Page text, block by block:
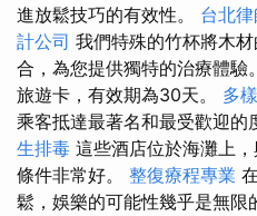
進放鬆技巧的有效性。 台北
計公司 我們特殊的竹杯將木
合，為您提供獨特的治療體
旅遊卡，有效期為30天。 多
乘客抵達最著名和最受歡迎的
生排毒 這些酒店位於海灘上
條件非常好。 整復療程專業
鬆，娛樂的可能性幾乎是無限